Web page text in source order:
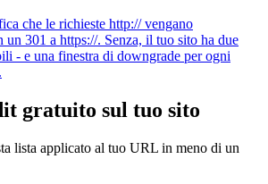
che le richieste http:// vengano
un 301 a https://. Senza, il tuo sito ha due
- e una finestra di downgrade per ogni
gratuito sul tuo sito
lista applicato al tuo URL in meno di un